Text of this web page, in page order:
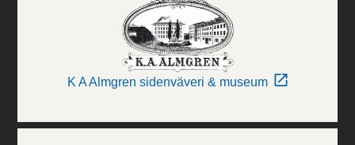
K A Almgren sidenväveri & museum